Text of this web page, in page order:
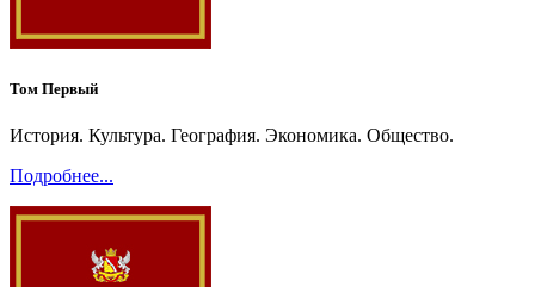
Том Первый
История. Культура. География. Экономика. Общество.
Подробнее...